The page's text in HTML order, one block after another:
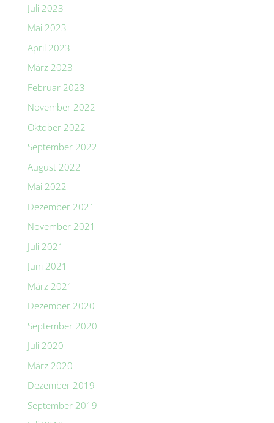
Juli 2023
Mai 2023
April 2023
März 2023
Februar 2023
November 2022
Oktober 2022
September 2022
August 2022
Mai 2022
Dezember 2021
November 2021
Juli 2021
Juni 2021
März 2021
Dezember 2020
September 2020
Juli 2020
März 2020
Dezember 2019
September 2019